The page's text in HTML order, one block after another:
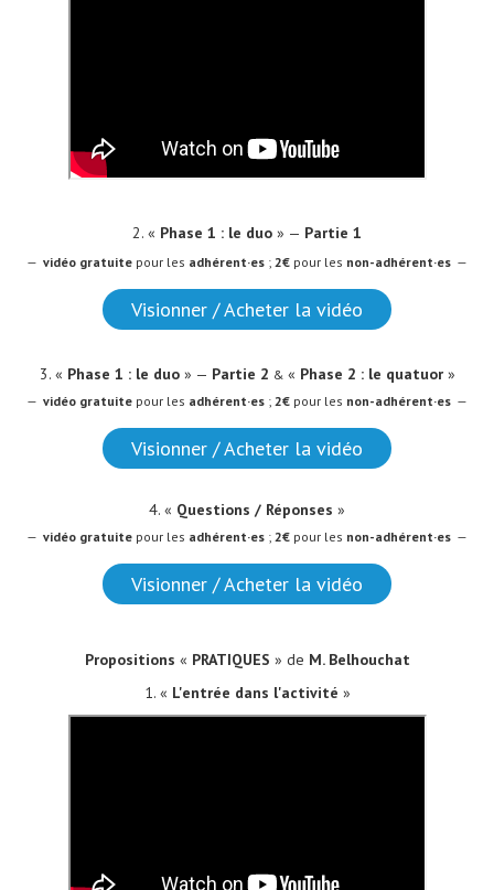
2. « Phase 1 : le duo » — Partie 1
— vidéo gratuite pour les adhérent·es ; 2€ pour les non-adhérent·es —
Visionner / Acheter la vidéo
3. « Phase 1 : le duo» — Partie 2 & « Phase 2 : le quatuor»
— vidéo gratuite pour les adhérent·es ; 2€ pour les non-adhérent·es —
Visionner / Acheter la vidéo
4. « Questions / Réponses »
— vidéo gratuite pour les adhérent·es ; 2€ pour les non-adhérent·es —
Visionner / Acheter la vidéo
Propositions « PRATIQUES » de M. Belhouchat
1. « L'entrée dans l'activité »